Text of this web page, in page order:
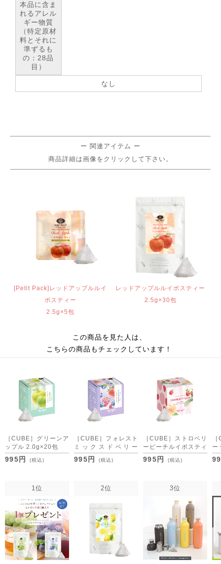
本品に含ま
れるアレル
ギー物質
（特定原材
料とそれに
準ずるも
の：28品
目）
なし
ー 関連アイテム ー
商品詳細は画像をクリックして下さい。
[Petit Pack]レッドアップルルイ
ボスティー
2.5g×5包
レッドアップルルイボスティー
2.5g×30包
この商品を見た人は、
こちらの商品もチェックしています！
［CUBE］グリーンア
ップル 2.0g×20包
995円 (税込)
［CUBE］フォレスト
ミックスドベリー
2.0g×20包
995円 (税込)
［CUBE］ストロベリ
ーピーチルイボスティ
ー 2.0g×20包
995円 (税込)
ー
1位 2位 3位